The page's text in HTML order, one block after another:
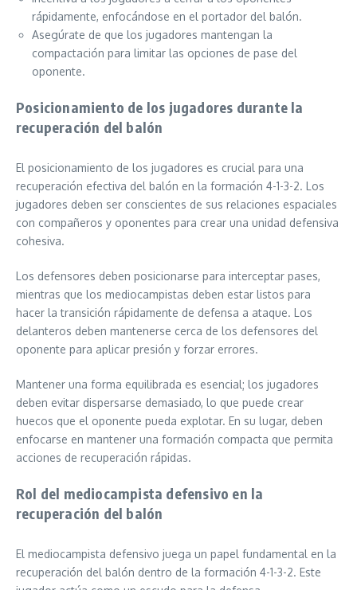
rápidamente, enfocándose en el portador del balón.
Asegúrate de que los jugadores mantengan la
compactación para limitar las opciones de pase del
oponente.
Posicionamiento de los jugadores durante la
recuperación del balón
El posicionamiento de los jugadores es crucial para una
recuperación efectiva del balón en la formación 4-1-3-2. Los
jugadores deben ser conscientes de sus relaciones espaciales
con compañeros y oponentes para crear una unidad defensiva
cohesiva.
Los defensores deben posicionarse para interceptar pases,
mientras que los mediocampistas deben estar listos para
hacer la transición rápidamente de defensa a ataque. Los
delanteros deben mantenerse cerca de los defensores del
oponente para aplicar presión y forzar errores.
Mantener una forma equilibrada es esencial; los jugadores
deben evitar dispersarse demasiado, lo que puede crear
huecos que el oponente pueda explotar. En su lugar, deben
enfocarse en mantener una formación compacta que permita
acciones de recuperación rápidas.
Rol del mediocampista defensivo en la
recuperación del balón
El mediocampista defensivo juega un papel fundamental en la
recuperación del balón dentro de la formación 4-1-3-2. Este